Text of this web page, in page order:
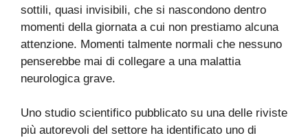
sottili, quasi invisibili, che si nascondono dentro
momenti della giornata a cui non prestiamo alcuna
attenzione. Momenti talmente normali che nessuno
penserebbe mai di collegare a una malattia
neurologica grave.
Uno studio scientifico pubblicato su una delle riviste
più autorevoli del settore ha identificato uno di